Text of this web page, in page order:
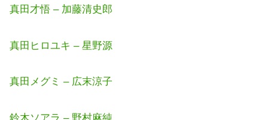
真田才悟 – 加藤清史郎
真田ヒロユキ – 星野源
真田メグミ – 広末涼子